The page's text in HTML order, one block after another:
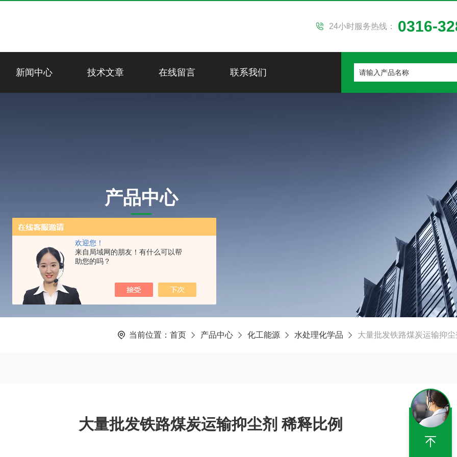
欢迎您！
来自局域网的朋友！有什么可以帮
助您的吗？
24小时服务热线： 0316-
新闻中心 技术文章 在线留言 联系我们
产品中心
当前位置： 首页 产品中心 化工能源 水处理化学品 大量批发铁路煤炭运输抑
大量批发铁路煤炭运输抑尘剂 稀释比例